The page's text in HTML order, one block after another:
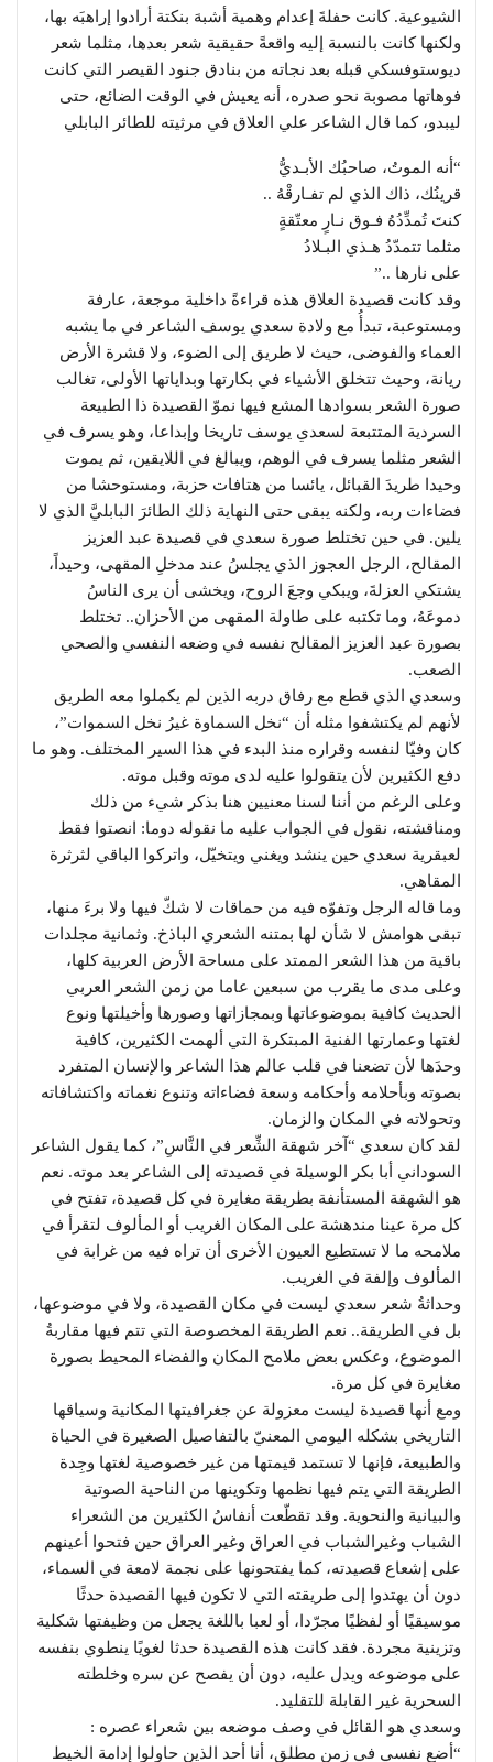
الشيوعية. كانت حفلةَ إعدام وهمية أشبهَ بنكتة أرادوا إراهبَه بها،
ولكنها كانت بالنسبة إليه واقعةً حقيقية شعر بعدها، مثلما شعر
ديوستوفسكي قبله بعد نجاته من بنادق جنود القيصر التي كانت
فوهاتها مصوبة نحو صدره، أنه يعيش في الوقت الضائع، حتى
ليبدو، كما قال الشاعر علي العلاق في مرثيته للطائر البابلي
“أنه الموتُ، صاحبُك الأبـديُّ
قرينُك، ذاك الذي لم تفـارقْهُ ..
كنتَ تُمدِّدُهُ فـوق نـارٍ معتّقةٍ
مثلما تتمدّدُ هـذي البـلادُ
على نارها ..”
وقد كانت قصيدة العلاق هذه قراءةً داخلية موجعة، عارفة
ومستوعبة، تبدأُ مع ولادة سعدي يوسف الشاعر في ما يشبه
العماء والفوضى، حيث لا طريق إلى الضوء، ولا قشرة الأرض
ريانة، وحيث تتخلق الأشياء في بكارتها وبداياتها الأولى، تغالب
صورة الشعر بسوادها المشع فيها نموّ القصيدة ذا الطبيعة
السردية المتتبعة لسعدي يوسف تاريخا وإبداعا، وهو يسرف في
الشعر مثلما يسرف في الوهم، ويبالغ في اللايقين، ثم يموت
وحيدا طريدَ القبائل، يائسا من هتافات حزبة، ومستوحشا من
فضاءات ربه، ولكنه يبقى حتى النهاية ذلك الطائرَ البابليَّ الذي لا
يلين. في حين تختلط صورة سعدي في قصيدة عبد العزيز
المقالح، الرجل العجوز الذي يجلسُ عند مدخلِ المقهى، وحيداً،
يشتكي العزلةَ، ويبكي وجعَ الروح، ويخشى أن يرى الناسُ
دموعَهُ، وما تكتبه على طاولة المقهى من الأحزان.. تختلط
بصورة عبد العزيز المقالح نفسه في وضعه النفسي والصحي
الصعب.
وسعدي الذي قطع مع رفاق دربه الذين لم يكملوا معه الطريق
لأنهم لم يكتشفوا مثله أن “نخل السماوة غيرُ نخل السموات”،
كان وفيّا لنفسه وقراره منذ البدء في هذا السير المختلف. وهو ما
دفع الكثيرين لأن يتقولوا عليه لدى موته وقبل موته.
وعلى الرغم من أننا لسنا معنيين هنا بذكر شيء من ذلك
ومناقشته، نقول في الجواب عليه ما نقوله دوما: انصتوا فقط
لعبقرية سعدي حين ينشد ويغني ويتخيّل، واتركوا الباقي لثرثرة
المقاهي.
وما قاله الرجل وتفوّه فيه من حماقات لا شكّ فيها ولا برءَ منها،
تبقى هوامش لا شأن لها بمتنه الشعري الباذخ. وثمانية مجلدات
باقية من هذا الشعر الممتد على مساحة الأرض العربية كلها،
وعلى مدى ما يقرب من سبعين عاما من زمن الشعر العربي
الحديث كافية بموضوعاتها وبمجازاتها وصورها وأخيلتها ونوع
لغتها وعمارتها الفنية المبتكرة التي ألهمت الكثيرين، كافية
وحدَها لأن تضعنا في قلب عالم هذا الشاعر والإنسان المتفرد
بصوته وبأحلامه وأحكامه وسعة فضاءاته وتنوع نغماته واكتشافاته
وتحولاته في المكان والزمان.
لقد كان سعدي “آخر شهقة الشِّعر في النَّاسِ”، كما يقول الشاعر
السوداني أبا بكر الوسيلة في قصيدته إلى الشاعر بعد موته. نعم
هو الشهقة المستأنفة بطريقة مغايرة في كل قصيدة، تفتح في
كل مرة عينا مندهشة على المكان الغريب أو المألوف لتقرأ في
ملامحه ما لا تستطيع العيون الأخرى أن تراه فيه من غرابة في
المألوف وإلفة في الغريب.
وحداثةُ شعر سعدي ليست في مكان القصيدة، ولا في موضوعها،
بل في الطريقة.. نعم الطريقة المخصوصة التي تتم فيها مقاربةُ
الموضوع، وعكس بعض ملامح المكان والفضاء المحيط بصورة
مغايرة في كل مرة.
ومع أنها قصيدة ليست معزولة عن جغرافيتها المكانية وسياقها
التاريخي بشكله اليومي المعنيّ بالتفاصيل الصغيرة في الحياة
والطبيعة، فإنها لا تستمد قيمتها من غير خصوصية لغتها وجِدة
الطريقة التي يتم فيها نظمها وتكوينها من الناحية الصوتية
والبيانية والنحوية. وقد تقطّعت أنفاسُ الكثيرين من الشعراء
الشباب وغيرالشباب في العراق وغير العراق حين فتحوا أعينهم
على إشعاع قصيدته، كما يفتحونها على نجمة لامعة في السماء،
دون أن يهتدوا إلى طريقته التي لا تكون فيها القصيدة حدثًا
موسيقيًا أو لفظيًا مجرّدا، أو لعبا باللغة يجعل من وظيفتها شكلية
وتزينية مجردة. فقد كانت هذه القصيدة حدثا لغويًا ينطوي بنفسه
على موضوعه ويدل عليه، دون أن يفصح عن سره وخلطته
السحرية غير القابلة للتقليد.
وسعدي هو القائل في وصف موضعه بين شعراء عصره :
“أضع نفسي في زمن مطلق، أنا أحد الذين حاولوا إدامة الخيط